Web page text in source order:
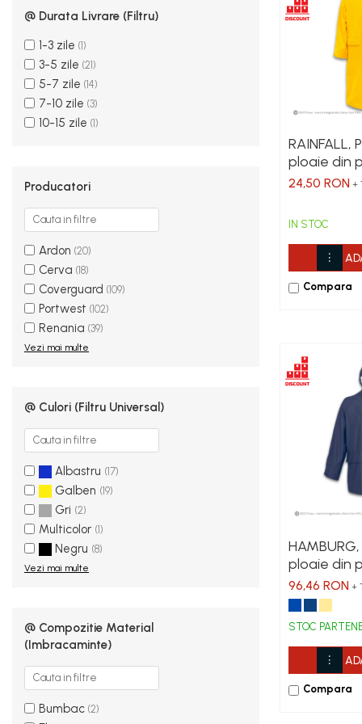
Impermeabile
Pantaloni Impermeabili
Pelerine | Jachete Impermeabile
Imbracaminte
TERMOIZOLANTĂ
Termoizolante
Veste Termoizolante
Îmbrăcăminte
REFLECTORIZANTĂ (HI-VIS)
Jachete reflectorizante (HI-VIS)
Pantaloni si salopete reflectorizante
(HI-VIS)
Costume reflectorizante (HI-VIS)
Veste reflectorizante (HI-VIS)
Tricouri si bluze reflectorizante (HI-
VIS)
Fesuri, capisoane si sepci
reflectorizante (HI-VIS)
Accesorii reflectorizante (HI-VIS)
Îmbrăcăminte ANTICHIMICĂ |
MULTIRISC
Costume | Combinezoane
Jachete | Bluze Antichimice | Multirisc
Îmbrăcăminte IGNIFUGĂ
(ANTI-FLACĂRĂ)
Jambiere Ignifuge
@ Durata Livrare (filtru)
1-3 zile (1)
3-5 zile (21)
5-7 zile (14)
7-10 zile (3)
10-15 zile (1)
Producatori
Ardon (20)
Cerva (18)
Coverguard (109)
Portwest (102)
Renania (39)
Vezi mai multe
@ Culori (Filtru Universal)
Albastru (17)
Galben (19)
Gri (2)
Multicolor (1)
Negru (8)
Vezi mai multe
@ Compozitie Material
(Imbracaminte)
Bumbac (2)
RAINFALL,
ploaie din
24,50 RON +
IN STOC
Compara
ploaie din
96,46 RON +
STOC
Compara